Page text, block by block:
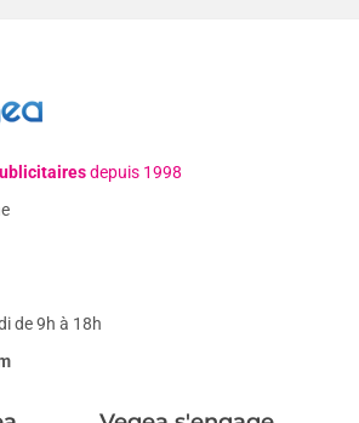
depuis 1998
de 9h à 18h